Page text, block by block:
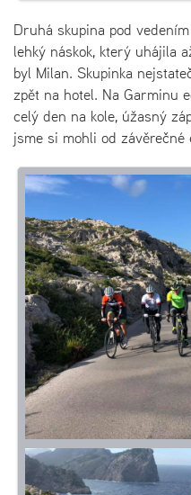
Druhá skupina pod
lehký náskok, který uhájila
byl Milan. Skupinka
zpět na hotel. Na Garminu
celý den na kole, úžasný
jsme si mohli od